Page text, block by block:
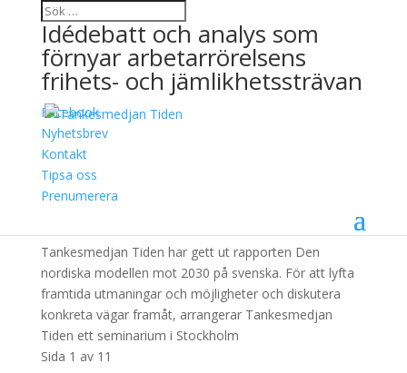
Idédebatt och analys som
förnyar arbetarrörelsens
frihets- och jämlikhetssträvan
Facebook
Nyhetsbrev
Kontakt
Tipsa oss
Prenumerera
Arkiv
dec
Den nordiska modellen mot 2030
Tankesmedjan Tiden har gett ut rapporten Den
nordiska modellen mot 2030 på svenska. För att lyfta
framtida utmaningar och möjligheter och diskutera
konkreta vägar framåt, arrangerar Tankesmedjan
Tiden ett seminarium i Stockholm
Sida 1 av 1 1